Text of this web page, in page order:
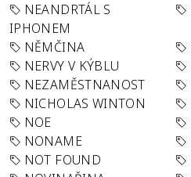
NEANDRTÁL S
IPHONEM
NĚMČINA
NERVY V KÝBLU
NEZAMĚSTNANOST
NICHOLAS WINTON
NOE
NONAME
NOT FOUND